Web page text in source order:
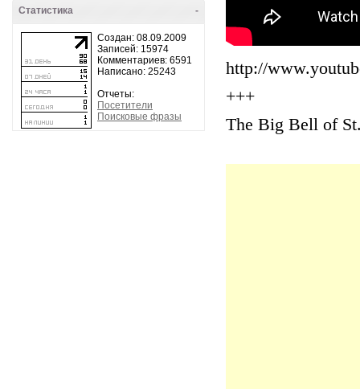
-
Статистика
Создан: 08.09.2009
Записей: 15974
Комментариев: 6591
Написано: 25243
Отчеты:
Посетители
Поисковые фразы
http://
+++
The Big Bell of